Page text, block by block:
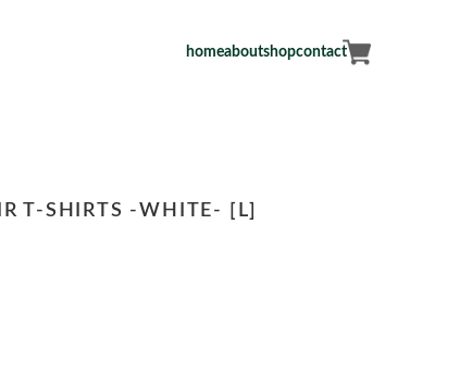
homeaboutshopcontact
T-SHIRTS -WHITE- [L]